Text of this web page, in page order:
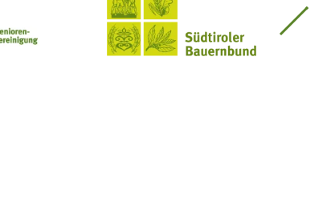
Seniorenvereinigung im SBB Südtiroler Bauernbund